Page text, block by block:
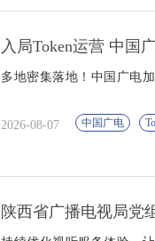
入局Token运营 中国
多地密集落地！中国广电
2026-08-07 中国广电
陕西省广播电视局党